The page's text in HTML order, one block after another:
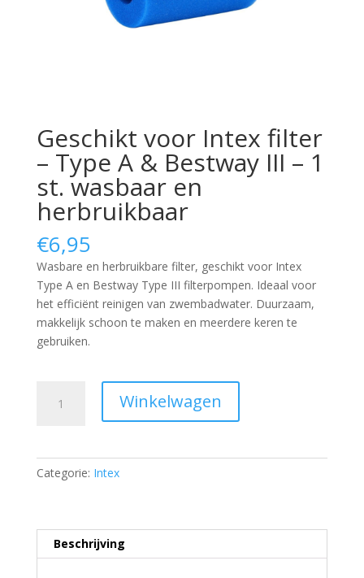
Geschikt voor Intex filter
– Type A & Bestway III – 1
st. wasbaar en
herbruikbaar
€6,95
Wasbare en herbruikbare filter, geschikt voor Intex
Type A en Bestway Type III filterpompen. Ideaal voor
het efficiënt reinigen van zwembadwater. Duurzaam,
makkelijk schoon te maken en meerdere keren te
gebruiken.
Bestway
III
Winkelwagen
Categorie: Intex
Beschrijving